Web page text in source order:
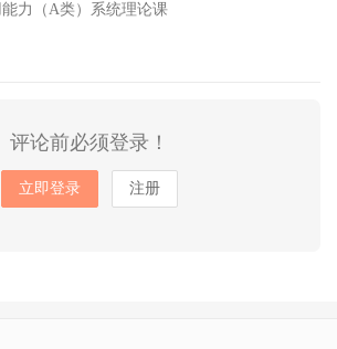
力（A类）系统理论课
评论前必须登录！
立即登录 注册